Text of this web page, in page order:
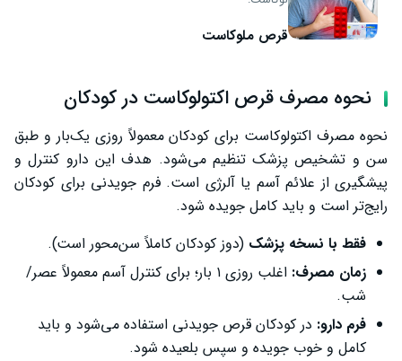
قرص ملوکاست
نحوه مصرف قرص اکتولوکاست در کودکان
نحوه مصرف اکتولوکاست برای کودکان معمولاً روزی یک‌بار و طبق
سن و تشخیص پزشک تنظیم می‌شود. هدف این دارو کنترل و
پیشگیری از علائم آسم یا آلرژی است. فرم جویدنی برای کودکان
رایج‌تر است و باید کامل جویده شود.
فقط با نسخه پزشک (دوز کودکان کاملاً سن‌محور است).
زمان مصرف:
اغلب روزی ۱ بار؛ برای کنترل آسم معمولاً عصر/
شب.
فرم دارو: در کودکان قرص جویدنی استفاده می‌شود و باید
کامل و خوب جویده و سپس بلعیده شود.